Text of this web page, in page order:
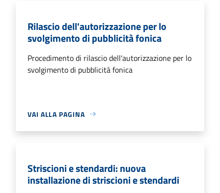
Rilascio dell'autorizzazione per lo
svolgimento di pubblicità fonica
Procedimento di rilascio dell'autorizzazione per lo
svolgimento di pubblicità fonica
VAI ALLA PAGINA
Striscioni e stendardi: nuova
installazione di striscioni e stendardi